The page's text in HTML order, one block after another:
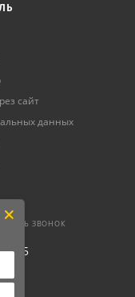
сайт
данных
ЗВОНОК